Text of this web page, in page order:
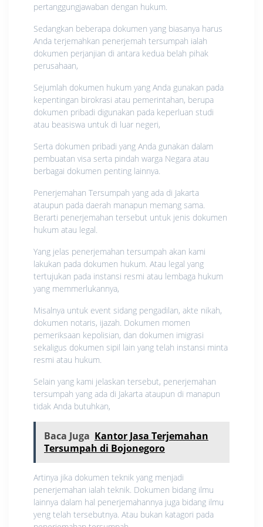
pertanggungjawaban dengan hukum.
Sedangkan beberapa dokumen yang biasanya harus
Anda terjemahkan penerjemah tersumpah ialah
dokumen perjanjian di antara kedua belah pihak
perusahaan,
Sejumlah dokumen hukum yang Anda gunakan pada
kepentingan birokrasi atau pemerintahan, berupa
dokumen pribadi digunakan pada keperluan studi
atau beasiswa untuk di luar negeri,
Serta dokumen pribadi yang Anda gunakan dalam
pembuatan visa serta pindah warga Negara atau
berbagai dokumen penting lainnya.
Penerjemahan Tersumpah yang ada di Jakarta
ataupun pada daerah manapun memang sama.
Berarti penerjemahan tersebut untuk jenis dokumen
hukum atau legal.
Yang jelas penerjemahan tersumpah akan kami
lakukan pada dokumen hukum. Atau legal yang
tertujukan pada instansi resmi atau lembaga hukum
yang memmerlukannya,
Misalnya untuk event sidang pengadilan, akte nikah,
dokumen notaris, ijazah. Dokumen momen
pemeriksaan kepolisian, dan dokumen imigrasi
sekaligus dokumen sipil lain yang telah instansi minta
resmi atau hukum.
Selain yang kami jelaskan tersebut, penerjemahan
tersumpah yang ada di Jakarta ataupun di manapun
tidak Anda butuhkan,
Baca Juga Kantor Jasa Terjemahan
Tersumpah di Bojonegoro
Artinya jika dokumen teknik yang menjadi
penerjemahan ialah teknik. Dokumen bidang ilmu
lainnya dalam hal penerjemahannya juga bidang ilmu
yeng telah tersebutnya. Atau bukan katagori pada